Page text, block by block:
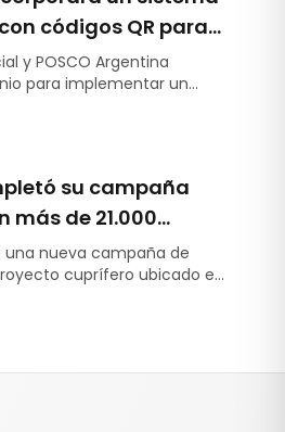
códigos QR para
vial hacia la
y POSCO Argentina
para implementar un
su campaña
más de 21.000
y nuevas
nueva campaña de
cuprífero ubicado en
dos puentes